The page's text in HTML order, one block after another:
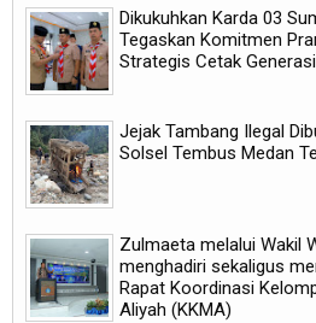
Dikukuhkan Karda 03
Tegaskan Komitmen
Strategis Cetak Generasi
Jejak Tambang Ilegal
Solsel Tembus Medan
Zulmaeta melalui Wakil
menghadiri sekaligus
Rapat Koordinasi
Aliyah (KKMA)